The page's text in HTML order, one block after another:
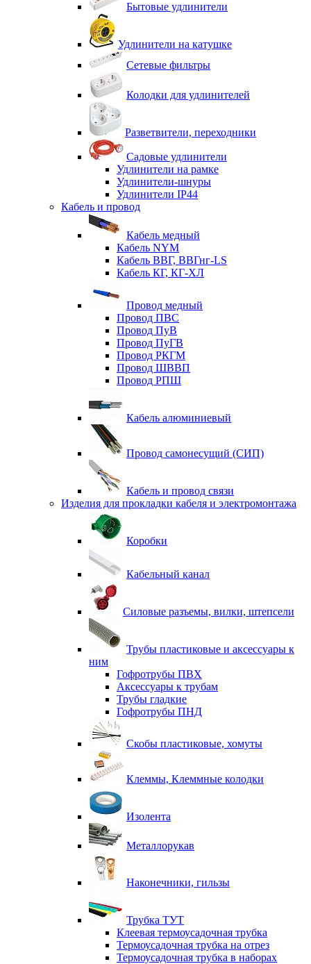
Бытовые удлинители
Удлинители на катушке
Сетевые фильтры
Колодки для удлинителей
Разветвители, переходники
Садовые удлинители
Удлинители на рамке
Удлинители-шнуры
Удлинители IP44
Кабель и провод
Кабель медный
Кабель NYM
Кабель ВВГ, ВВГнг-LS
Кабель КГ, КГ-ХЛ
Провод медный
Провод ПВС
Провод ПуВ
Провод ПуГВ
Провод РКГМ
Провод ШВВП
Провод РПШ
Кабель алюминиевый
Провод самонесущий (СИП)
Кабель и провод связи
Изделия для прокладки кабеля и электромонтажа
Коробки
Кабельный канал
Силовые разъемы, вилки, штепсели
Трубы пластиковые и аксессуары к
ним
Гофротрубы ПВХ
Аксессуары к трубам
Трубы гладкие
Гофротрубы ПНД
Скобы пластиковые, хомуты
Клеммы, Клеммные колодки
Изолента
Металлорукав
Наконечники, гильзы
Трубка ТУТ
Клеевая термоусадочная трубка
Термоусадочная трубка на отрез
Термоусадочная трубка в наборах